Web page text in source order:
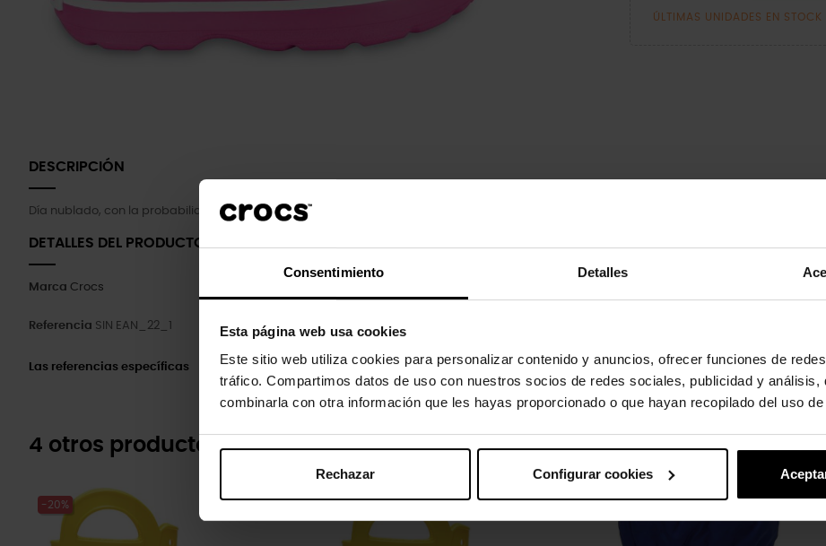
Consentimiento Detalles
Esta página web usa cookies
Este sitio web utiliza cookies para personalizar contenido y anuncios, ofrecer funciones de
tráfico. Compartimos datos de uso con nuestros socios de redes sociales, publicidad y análisis,
combinarla con otra información que les hayas proporcionado o que hayan recopilado del uso
Rechazar Configurar cookies
ÚLTIMAS UNIDADES EN STOCK
DESCRIPCIÓN
Día nublado, con la probabilidad de agua... Perfecto para Crocband Jaunt Kids! Si buscas una bota de agua que ofrezca estilo y confort
DETALLES DEL PRODUCTO
Marca Crocs
Referencia SIN EAN_22_1
Las referencias específicas
4 otros productos de la misma categoría:
-20%